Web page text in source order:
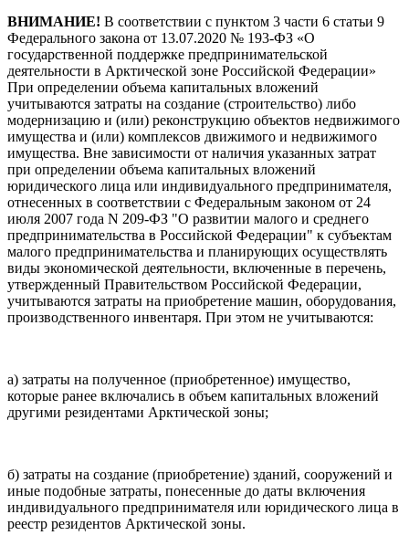
ВНИМАНИЕ! В соответствии с пунктом 3 части 6 статьи 9
Федерального закона от 13.07.2020 № 193-ФЗ «О
государственной поддержке предпринимательской
деятельности в Арктической зоне Российской Федерации»
При определении объема капитальных вложений
учитываются затраты на создание (строительство) либо
модернизацию и (или) реконструкцию объектов недвижимого
имущества и (или) комплексов движимого и недвижимого
имущества. Вне зависимости от наличия указанных затрат
при определении объема капитальных вложений
юридического лица или индивидуального предпринимателя,
отнесенных в соответствии с Федеральным законом от 24
июля 2007 года N 209-ФЗ "О развитии малого и среднего
предпринимательства в Российской Федерации" к субъектам
малого предпринимательства и планирующих осуществлять
виды экономической деятельности, включенные в перечень,
утвержденный Правительством Российской Федерации,
учитываются затраты на приобретение машин, оборудования,
производственного инвентаря. При этом не учитываются:
а) затраты на полученное (приобретенное) имущество,
которые ранее включались в объем капитальных вложений
другими резидентами Арктической зоны;
б) затраты на создание (приобретение) зданий, сооружений и
иные подобные затраты, понесенные до даты включения
индивидуального предпринимателя или юридического лица в
реестр резидентов Арктической зоны.